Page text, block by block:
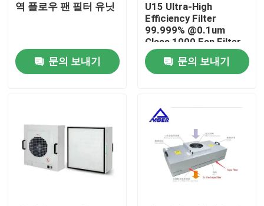
집
우리에 대하여
역 플로우 팬 필터 유닛
문의 보내기
U15 Ultra-High
Efficiency Filter
99.999% @0.1um
Class 1000 Fan Filter
Unit
문의 보내기